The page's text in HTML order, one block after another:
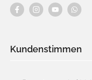
Kundenstimmen